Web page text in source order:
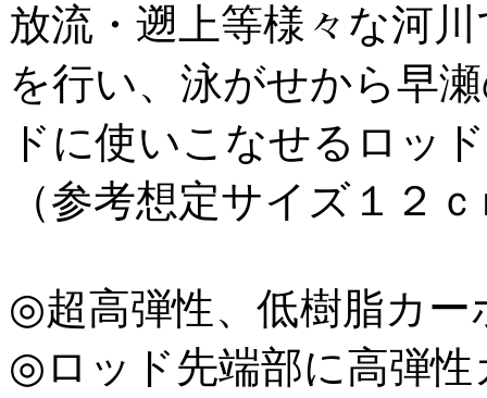
放流・遡上等様々な河
を行い、泳がせから早
ドに使いこなせるロッ
（参考想定サイズ１２
◎超高弾性、低樹脂カー
◎ロッド先端部に高弾